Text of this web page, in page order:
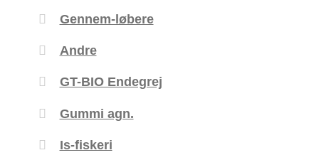
Gennem-løbere
Andre
GT-BIO Endegrej
Gummi agn.
Is-fiskeri